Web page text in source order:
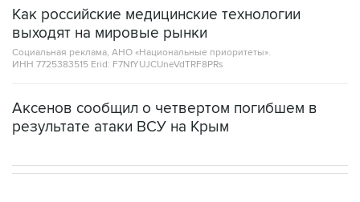
Как российские медицинские технологии
выходят на мировые рынки
Социальная реклама, АНО «Национальные приоритеты».
ИНН 7725383515 Erid: F7NfYUJCUneVdTRF8PRs
Аксенов сообщил о четвертом погибшем в
результате атаки ВСУ на Крым